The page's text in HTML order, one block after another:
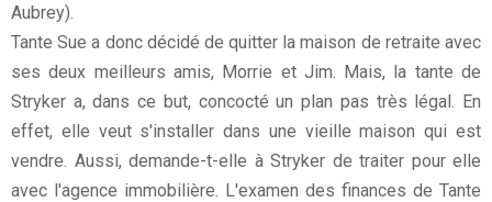
Aubrey).
Tante Sue a donc décidé de quitter la maison de retraite avec
ses deux meilleurs amis, Morrie et Jim. Mais, la tante de
Stryker a, dans ce but, concocté un plan pas très légal. En
effet, elle veut s'installer dans une vieille maison qui est
vendre. Aussi, demande-t-elle à Stryker de traiter pour elle
avec l'agence immobilière. L'examen des finances de Tante